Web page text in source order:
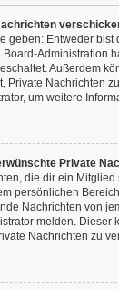
geben: Entweder bist
Administration
Außerdem
Private Nachrichten
um weitere
Private
die dir ein Mitglied
persönlichen
Nachrichten von
melden. Dieser
Nachrichten zu